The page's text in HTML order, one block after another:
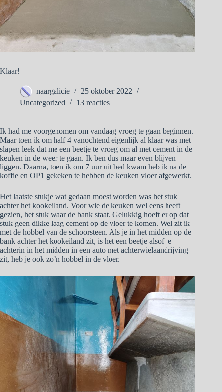
Klaar!
naargalicie
25 oktober 2022
Uncategorized
13 reacties
Ik had me voorgenomen om vandaag vroeg te gaan beginnen.
Maar toen ik om half 4 vanochtend eigenlijk al klaar was met
slapen leek dat me een beetje te vroeg om al met cement in de
keuken in de weer te gaan. Ik ben dus maar even blijven
liggen. Daarna, toen ik om 7 uur uit bed kwam heb ik na de
koffie en OP1 gekeken te hebben de keuken vloer afgewerkt.
Het laatste stukje wat gedaan moest worden was het stuk
achter het kookeiland. Voor wie de keuken wel eens heeft
gezien, het stuk waar de bank staat. Gelukkig hoeft er op dat
stuk geen dikke laag cement op de vloer te komen. Wel zit ik
met de hobbel van de schoorsteen. Als je in het midden op de
bank achter het kookeiland zit, is het een beetje alsof je
achterin in het midden in een auto met achterwielaandrijving
zit, heb je ook zo’n hobbel in de vloer.